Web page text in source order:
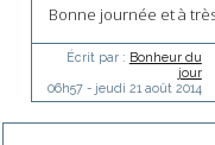
Bonne journée et à
Écrit par : Bonheur du
jour
06h57- jeudi 21 août 2014